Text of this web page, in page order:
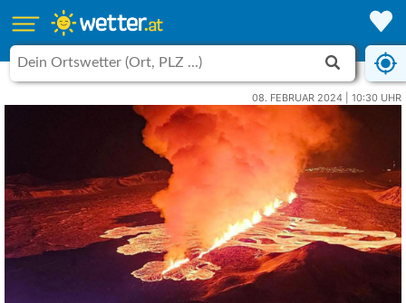
08. FEBRUAR 2024 | 10:30 UHR